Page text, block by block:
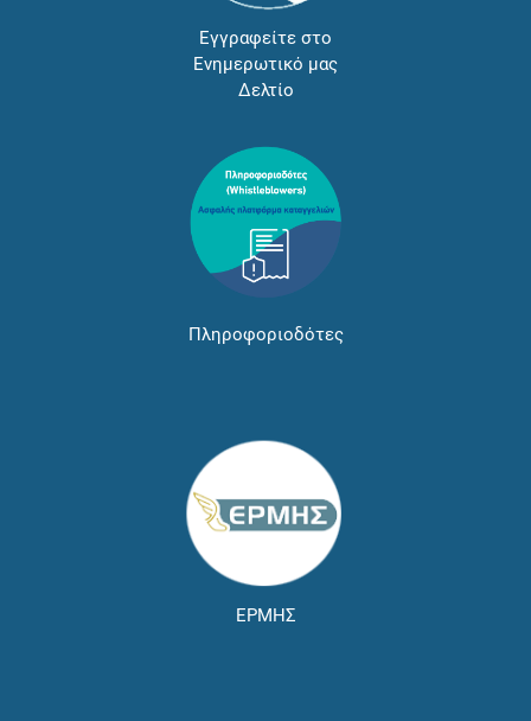
Εγγραφείτε στο
Ενημερωτικό μας
Δελτίο
Πληροφοριοδότες
ΕΡΜΗΣ